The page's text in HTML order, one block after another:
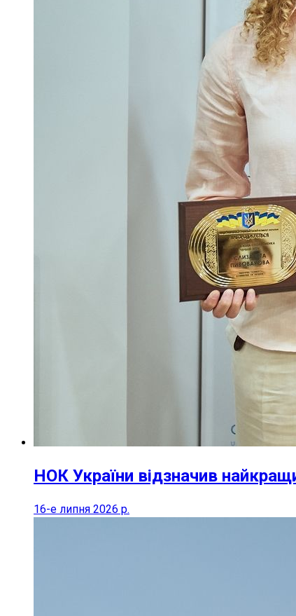
НОК України відзначив
16-е липня 2026 р.